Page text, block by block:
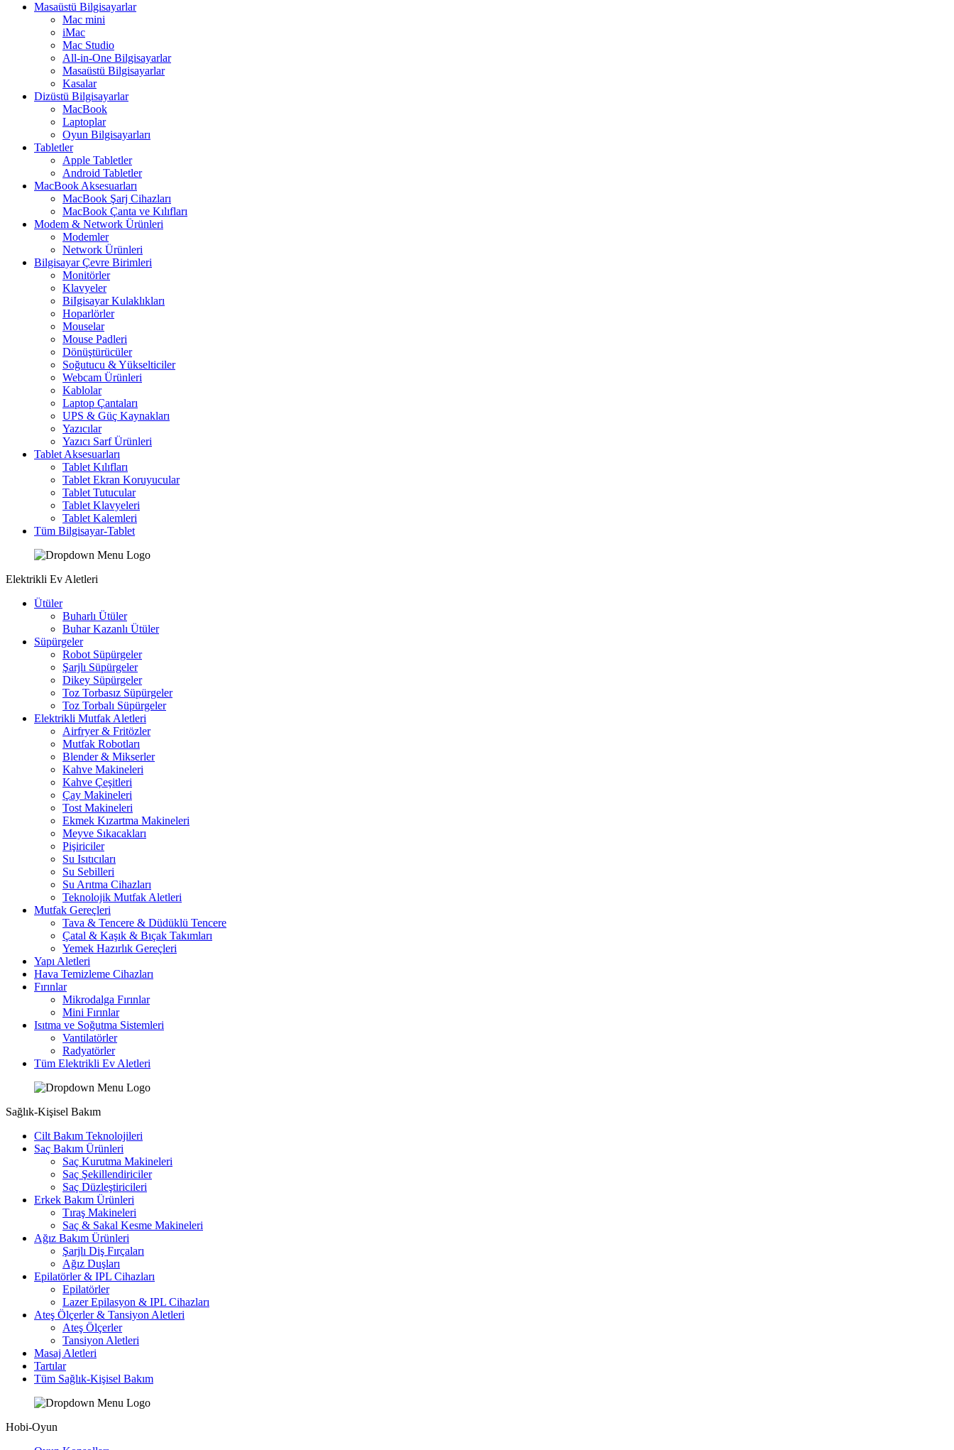
Masaüstü Bilgisayarlar
Mac mini
iMac
Mac Studio
All-in-One Bilgisayarlar
Masaüstü Bilgisayarlar
Kasalar
Dizüstü Bilgisayarlar
MacBook
Laptoplar
Oyun Bilgisayarları
Tabletler
Apple Tabletler
Android Tabletler
MacBook Aksesuarları
MacBook Şarj Cihazları
MacBook Çanta ve Kılıfları
Modem & Network Ürünleri
Modemler
Network Ürünleri
Bilgisayar Çevre Birimleri
Monitörler
Klavyeler
BiIgisayar Kulaklıkları
Hoparlörler
Mouselar
Mouse Padleri
Dönüştürücüler
Soğutucu & Yükselticiler
Webcam Ürünleri
Kablolar
Laptop Çantaları
UPS & Güç Kaynakları
Yazıcılar
Yazıcı Sarf Ürünleri
Tablet Aksesuarları
Tablet Kılıfları
Tablet Ekran Koruyucular
Tablet Tutucular
Tablet Klavyeleri
Tablet Kalemleri
Tüm Bilgisayar-Tablet
Elektrikli Ev Aletleri
Ütüler
Buharlı Ütüler
Buhar Kazanlı Ütüler
Süpürgeler
Robot Süpürgeler
Şarjlı Süpürgeler
Dikey Süpürgeler
Toz Torbasız Süpürgeler
Toz Torbalı Süpürgeler
Elektrikli Mutfak Aletleri
Airfryer & Fritözler
Mutfak Robotları
Blender & Mikserler
Kahve Makineleri
Kahve Çeşitleri
Çay Makineleri
Tost Makineleri
Ekmek Kızartma Makineleri
Meyve Sıkacakları
Pişiriciler
Su Isıtıcıları
Su Sebilleri
Su Arıtma Cihazları
Teknolojik Mutfak Aletleri
Mutfak Gereçleri
Tava & Tencere & Düdüklü Tencere
Çatal & Kaşık & Bıçak Takımları
Yemek Hazırlık Gereçleri
Yapı Aletleri
Hava Temizleme Cihazları
Fırınlar
Mikrodalga Fırınlar
Mini Fırınlar
Isıtma ve Soğutma Sistemleri
Vantilatörler
Radyatörler
Tüm Elektrikli Ev Aletleri
Sağlık-Kişisel Bakım
Cilt Bakım Teknolojileri
Saç Bakım Ürünleri
Saç Kurutma Makineleri
Saç Şekillendiriciler
Saç Düzleştiricileri
Erkek Bakım Ürünleri
Tıraş Makineleri
Saç & Sakal Kesme Makineleri
Ağız Bakım Ürünleri
Şarjlı Diş Fırçaları
Ağız Duşları
Epilatörler & IPL Cihazları
Epilatörler
Lazer Epilasyon & IPL Cihazları
Ateş Ölçerler & Tansiyon Aletleri
Ateş Ölçerler
Tansiyon Aletleri
Masaj Aletleri
Tartılar
Tüm Sağlık-Kişisel Bakım
Hobi-Oyun